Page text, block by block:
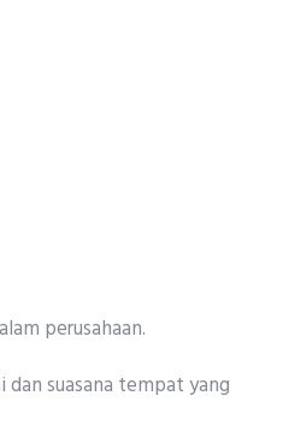
perusahaan.
suasana tempat yang